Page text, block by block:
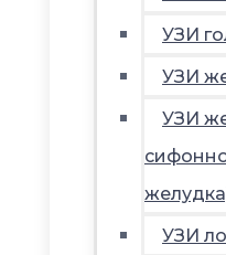
УЗИ
УЗИ
УЗИ
УЗИ